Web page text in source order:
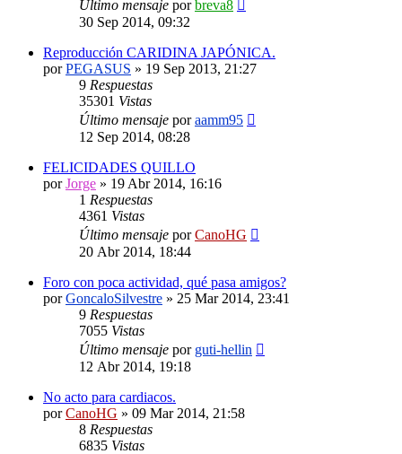
Último mensaje porbreva8
30 Sep 2014, 09:32
Reproducción CARIDINA JAPÓNICA.
porPEGASUS » 19 Sep 2013, 21:27
9 Respuestas
35301 Vistas
Último mensaje poraamm95
12 Sep 2014, 08:28
FELICIDADES QUILLO
porJorge » 19 Abr 2014, 16:16
1 Respuestas
4361 Vistas
Último mensaje porCanoHG
20 Abr 2014, 18:44
Foro con poca actividad, qué pasa amigos?
porGoncaloSilvestre » 25 Mar 2014, 23:41
9 Respuestas
7055 Vistas
Último mensaje por guti-hellin
12 Abr 2014, 19:18
No acto para cardiacos.
porCanoHG » 09 Mar 2014, 21:58
8 Respuestas
6835 Vistas